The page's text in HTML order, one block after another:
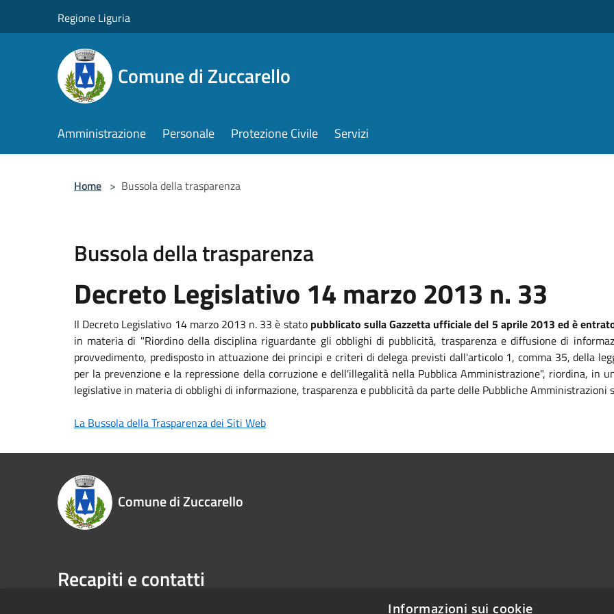
Regione Liguria
Comune di Zuccarello
Amministrazione Personale Protezione Civile Servizi
Home > Bussola della trasparenza
Bussola della trasparenza
Decreto Legislativo 14 marzo 2013 n. 33
Il Decreto Legislativo 14 marzo 2013 n. 33 è stato pubblicato sulla Gazzetta ufficiale del 5 aprile 2013 ed è
in materia di "Riordino della disciplina riguardante gli obblighi di pubblicità, trasparenza e diffusione di
provvedimento, predisposto in attuazione dei principi e criteri di delega previsti dall'articolo 1, comma 35, della
per la prevenzione e la repressione della corruzione e dell'illegalità nella Pubblica Amministrazione", riordina, in
legislative in materia di obblighi di informazione, trasparenza e pubblicità da parte delle Pubbliche Amministrazioni
La Bussola della Trasparenza dei Siti Web
Comune di Zuccarello
Recapiti e contatti
Informazioni sui cookie